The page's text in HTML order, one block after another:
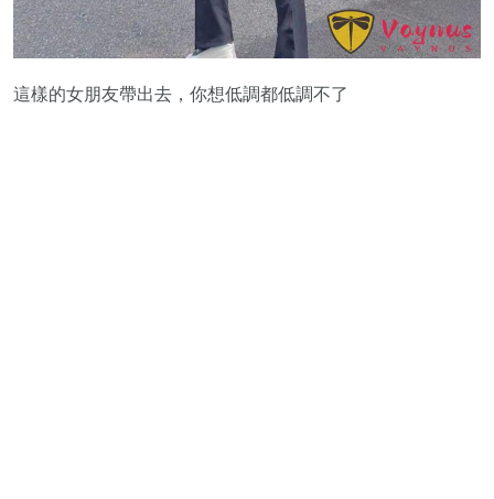
這樣的女朋友帶出去，你想低調都低調不了